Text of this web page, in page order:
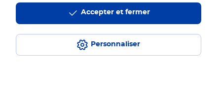
Personnaliser
Accepter et fermer
Paiements 100% sécurisés